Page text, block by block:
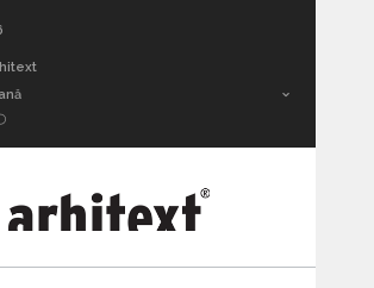
a urmei. Thrill architecture II